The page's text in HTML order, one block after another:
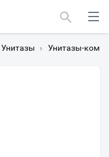
Унитазы › Унитазы-